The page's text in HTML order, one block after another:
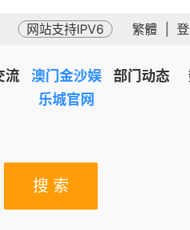
网站支持IPV6 繁體
流
澳门金沙娱
乐城官网
部门动态
搜 索